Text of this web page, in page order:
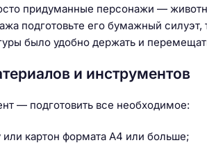
придуманные персонажи —
подготовьте его бумажный
было удобно держать и
и инструментов
— подготовить все необходимое:
картон формата А4 или больше;